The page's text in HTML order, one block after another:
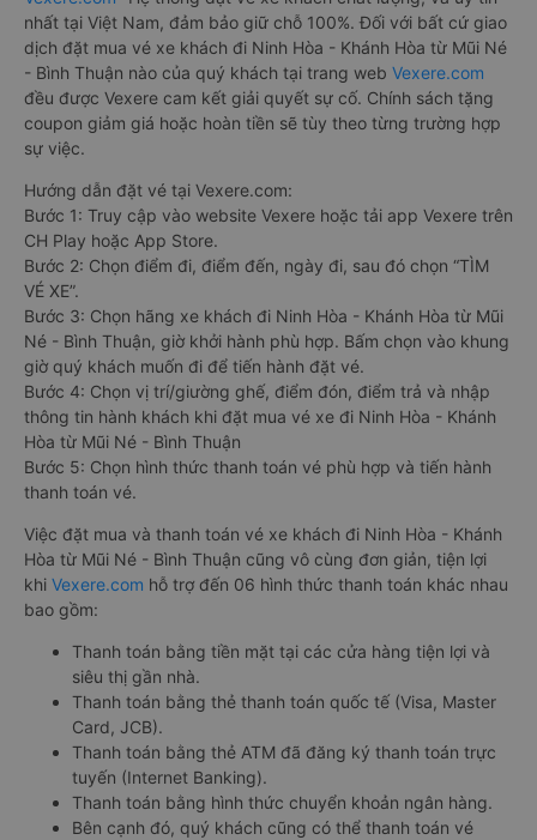
nhất tại Việt Nam, đảm bảo giữ chỗ 100%. Đối với bất cứ giao
dịch đặt mua vé xe khách đi Ninh Hòa - Khánh Hòa từ Mũi Né
- Bình Thuận nào của quý khách tại trang web Vexere.com
đều được Vexere cam kết giải quyết sự cố. Chính sách tặng
coupon giảm giá hoặc hoàn tiền sẽ tùy theo từng trường hợp
sự việc.
Hướng dẫn đặt vé tại Vexere.com:
Bước 1: Truy cập vào website Vexere hoặc tải app Vexere trên
CH Play hoặc App Store.
Bước 2: Chọn điểm đi, điểm đến, ngày đi, sau đó chọn “TÌM
VÉ XE”.
Bước 3: Chọn hãng xe khách đi Ninh Hòa - Khánh Hòa từ Mũi
Né - Bình Thuận, giờ khởi hành phù hợp. Bấm chọn vào khung
giờ quý khách muốn đi để tiến hành đặt vé.
Bước 4: Chọn vị trí/giường ghế, điểm đón, điểm trả và nhập
thông tin hành khách khi đặt mua vé xe đi Ninh Hòa - Khánh
Hòa từ Mũi Né - Bình Thuận
Bước 5: Chọn hình thức thanh toán vé phù hợp và tiến hành
thanh toán vé.
Việc đặt mua và thanh toán vé xe khách đi Ninh Hòa - Khánh
Hòa từ Mũi Né - Bình Thuận cũng vô cùng đơn giản, tiện lợi
khi Vexere.com hỗ trợ đến 06 hình thức thanh toán khác nhau
bao gồm:
Thanh toán bằng tiền mặt tại các cửa hàng tiện lợi và
siêu thị gần nhà.
Thanh toán bằng thẻ thanh toán quốc tế (Visa, Master
Card, JCB).
Thanh toán bằng thẻ ATM đã đăng ký thanh toán trực
tuyến (Internet Banking).
Thanh toán bằng hình thức chuyển khoản ngân hàng.
Bên cạnh đó, quý khách cũng có thể thanh toán vé